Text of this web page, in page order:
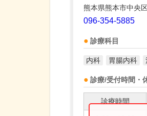
熊本県熊本市中央
096-354-5885
診療科目
内科 胃腸内科
診療/受付時間・
診療時間